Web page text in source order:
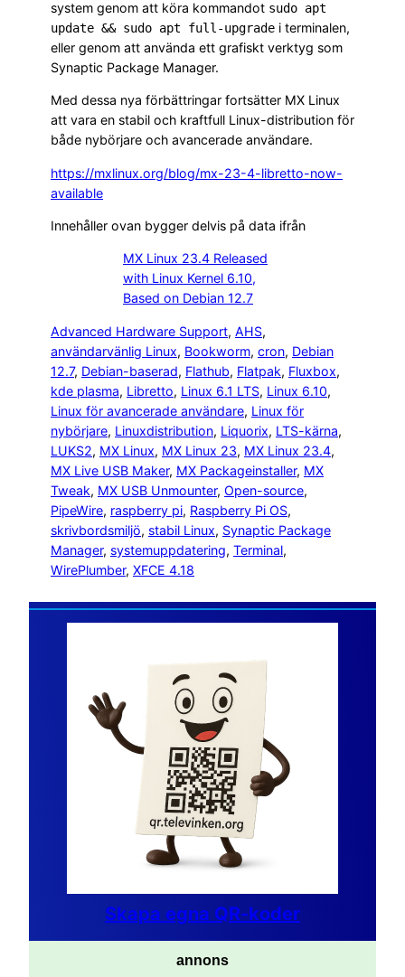
system genom att köra kommandot sudo apt
update && sudo apt full-upgrade i terminalen,
eller genom att använda ett grafiskt verktyg som
Synaptic Package Manager.
Med dessa nya förbättringar fortsätter MX Linux
att vara en stabil och kraftfull Linux-distribution för
både nybörjare och avancerade användare.
https://mxlinux.org/blog/mx-23-4-libretto-now-
available
Innehåller ovan bygger delvis på data ifrån
MX Linux 23.4 Released
with Linux Kernel 6.10,
Based on Debian 12.7
Advanced Hardware Support, AHS
användarvänlig Linux, Bookworm, cron, Debian
12.7, Debian-baserad, Flathub, Flatpak, Fluxbox
kde plasma, Libretto, Linux 6.1 LTS, Linux 6.10
Linux för avancerade användare, Linux för
nybörjare, Linuxdistribution, Liquorix, LTS-kärna
LUKS2, MX Linux, MX Linux 23, MX Linux 23.4
MX Live USB Maker, MX Packageinstaller, MX
Tweak, MX USB Unmounter, Open-source
PipeWire, raspberry pi, Raspberry Pi OS
skrivbordsmiljö, stabil Linux, Synaptic Package
Manager, systemuppdatering, Terminal
WirePlumber, XFCE 4.18
Skapa egna QR-koder
annons